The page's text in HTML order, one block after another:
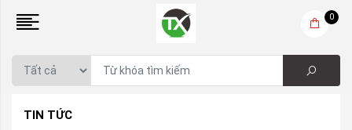
0
TIN TỨC